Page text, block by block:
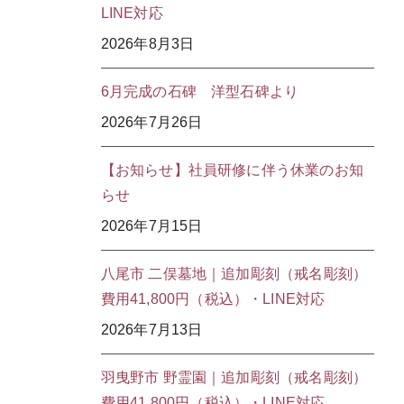
LINE対応
2026年8月3日
6月完成の石碑 洋型石碑より
2026年7月26日
【お知らせ】社員研修に伴う休業のお知
らせ
2026年7月15日
八尾市 二俣墓地｜追加彫刻（戒名彫刻）
費用41,800円（税込）・LINE対応
2026年7月13日
羽曳野市 野霊園｜追加彫刻（戒名彫刻）